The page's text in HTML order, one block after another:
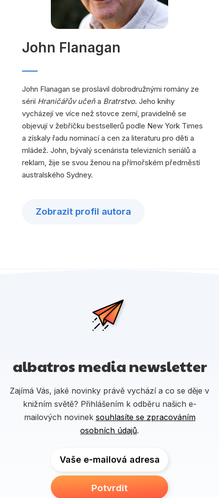
John Flanagan
John Flanagan se proslavil dobrodružnými romány ze
sérií Hraničářův učeňa Bratrstvo. Jeho knihy
vycházejí ve více než stovce zemí, pravidelně se
objevují v žebříčku bestsellerů podle New York Times
a získaly řadu nominací a cen za literaturu pro děti a
mládež. John, bývalý scenárista televizních seriálů a
reklam, žije se svou ženou na přímořském předměstí
australského Sydney.
Zobrazit profil autora
albatros media newsletter
Zajímá Vás, jaké novinky právě vychází a co se děje v
knižním světě? Přihlášením k odběru našich e-
mailových novinek souhlasíte se zpracováním
osobních údajů.
Vaše e-mailová adresa
Potvrdit